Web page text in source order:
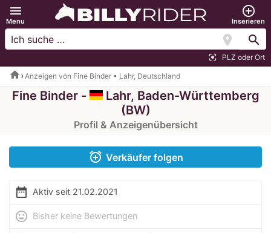
menu
Menu
add_circle_outline
Inserieren
location_on search
center_focus_strong PLZ oder Ort
home Anzeigen von Fine Binder • Lahr, Deutschland
Fine Binder -
Lahr, Baden-Württemberg
(BW)
Profil & Anzeigenübersicht
alarm_add Verkäufer folgen
date_range Aktiv seit 21.02.2021
mood Bisher keine Bewertungen